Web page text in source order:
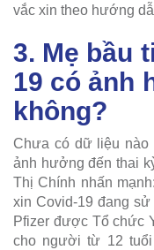
vắc xin theo hướng
3. Mẹ bầu
19 có ảnh
không?
Chưa có dữ liệu nào
ảnh hưởng đến thai
Thị Chính nhấn
xin Covid-19 đang
Pfizer được Tổ chức
cho người từ 12